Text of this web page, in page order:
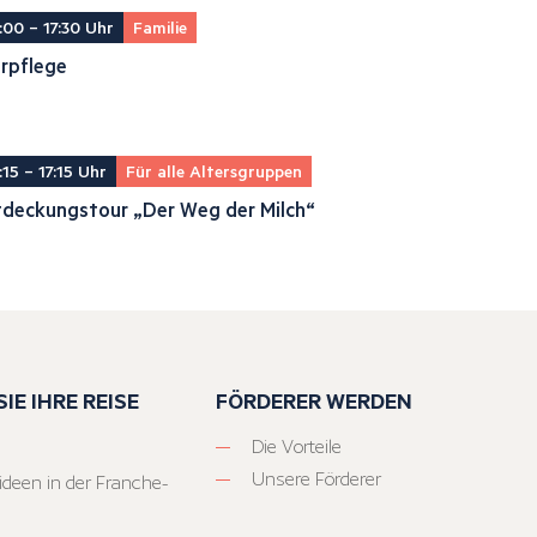
– 17:30 Uhr Familie
– 17:15 Uhr Für alle Altersgruppen
„Der Weg der Milch“
IHRE REISE
in der Franche-
FÖRDERER WERDEN
Die Vorteile
Unsere Förderer